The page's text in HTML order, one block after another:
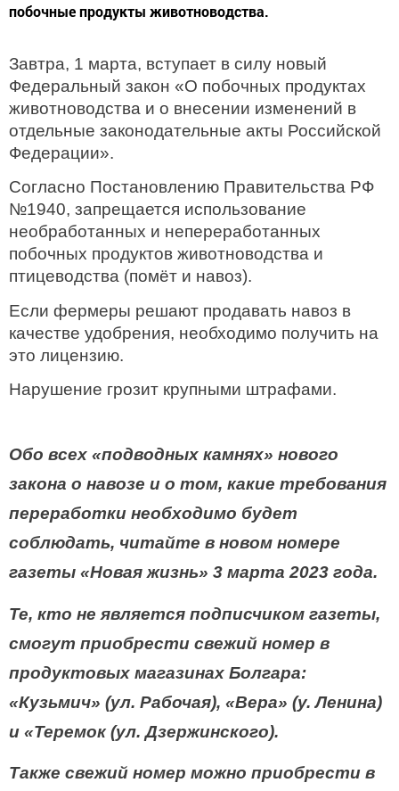
побочные продукты животноводства.
Завтра, 1 марта, вступает в силу новый
Федеральный закон «О побочных продуктах
животноводства и о внесении изменений в
отдельные законодательные акты Российской
Федерации».
Согласно Постановлению Правительства РФ
№1940, запрещается использование
необработанных и непереработанных
побочных продуктов животноводства и
птицеводства (помёт и навоз).
Если фермеры решают продавать навоз в
качестве удобрения, необходимо получить на
это лицензию.
Нарушение грозит крупными штрафами.
Обо всех «подводных камнях» нового
закона о навозе и о том, какие требования
переработки необходимо будет
соблюдать, читайте в новом номере
газеты «Новая жизнь» 3 марта 2023 года.
Те, кто не является подписчиком газеты,
смогут приобрести свежий номер в
продуктовых магазинах Болгара:
«Кузьмич» (ул. Рабочая), «Вера» (у. Ленина)
и «Теремок (ул. Дзержинского).
Также свежий номер можно приобрести в